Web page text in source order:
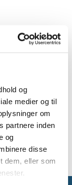
og
medier og til
om
partnere inden
og
disse
dem, eller som
Dokumenter